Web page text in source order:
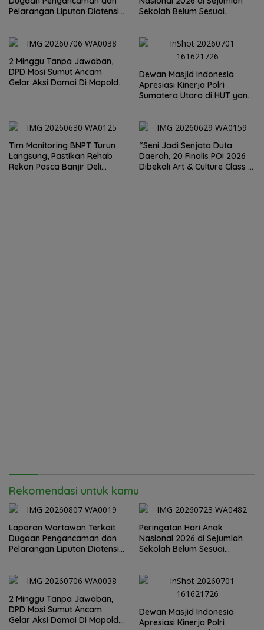
Pelarangan Liputan Diatensi
Sekolah Belum Sesuai
2 Minggu Tanpa Jawaban,
DPD Mosi Sumut Ancam
Gelar Aksi Damai Di Mapolda
Hermawan Bersikap Tegas .
Dewan Masjid Indonesia
Apresiasi Kinerja Polri
Sumatera Utara di HUT yang
Tim Monitoring BNPT Turun
Langsung, Pastikan Rehab
Rekon Pasca Banjir Deli
“Seni Jadi Senjata Duta
Daerah, 20 Finalis POI 2026
Dibekali Art & Culture Class di
Rekomendasi untuk kamu
Laporan Wartawan Terkait
Dugaan Pengancaman dan
Pelarangan Liputan Diatensi
Peringatan Hari Anak
Nasional 2026 di Sejumlah
Sekolah Belum Sesuai
2 Minggu Tanpa Jawaban,
DPD Mosi Sumut Ancam
Gelar Aksi Damai Di Mapolda
Dewan Masjid Indonesia
Apresiasi Kinerja Polri